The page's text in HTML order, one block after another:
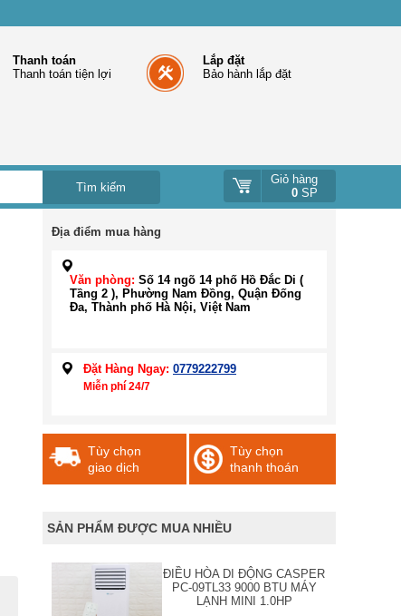
Thanh toán
Thanh toán tiện lợi
Lắp đặt
Bảo hành lắp đặt
Giỏ hàng
0 SP
Địa điểm mua hàng
Văn phòng: Số 14 ngõ 14 phố Hồ Đắc Di (
Tầng 2 ), Phường Nam Đồng, Quận Đống
Đa, Thành phố Hà Nội, Việt Nam
Đặt Hàng Ngay: 0779222799
Miễn phí 24/7
Tùy chọn
giao dịch
Tùy chọn
thanh thoán
SẢN PHẨM ĐƯỢC MUA NHIỀU
ĐIỀU HÒA DI ĐỘNG CASPER
PC-09TL33 9000 BTU MÁY
LẠNH MINI 1.0HP